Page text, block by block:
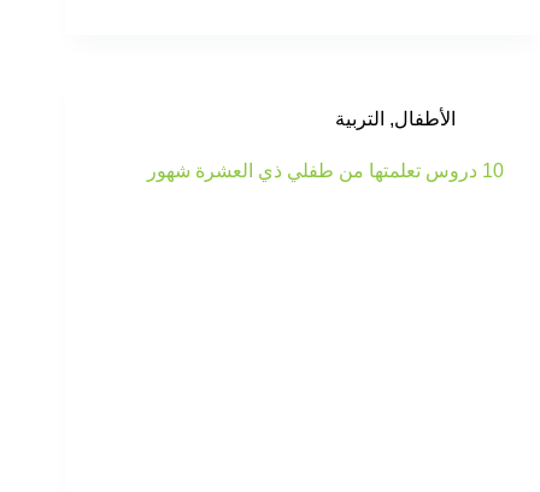
الأطفال, التربية
10 دروس تعلمتها من طفلي ذي العشرة شهور